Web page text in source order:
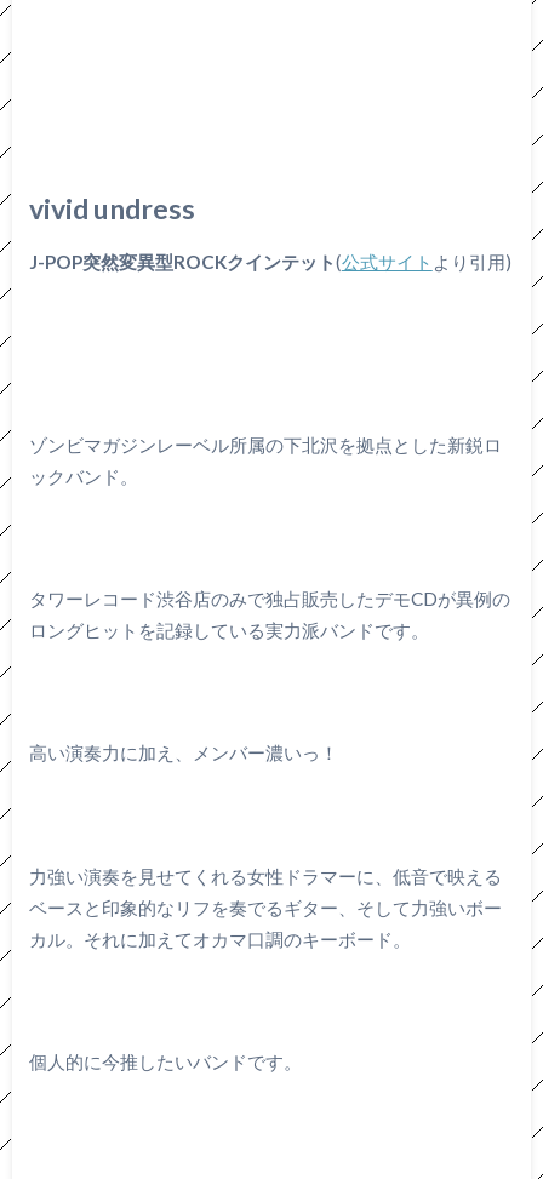
vivid undress
J-POP突然変異型ROCKクインテット(公式サイト より引用)
ゾンビマガジンレーベル所属の下北沢を拠点とした新鋭ロ
ックバンド。
タワーレコード渋谷店のみで独占販売したデモCDが異例の
ロングヒットを記録している実力派バンドです。
高い演奏力に加え、メンバー濃いっ！
力強い演奏を見せてくれる女性ドラマーに、低音で映える
ベースと印象的なリフを奏でるギター、そして力強いボー
カル。それに加えてオカマ口調のキーボード。
個人的に今推したいバンドです。